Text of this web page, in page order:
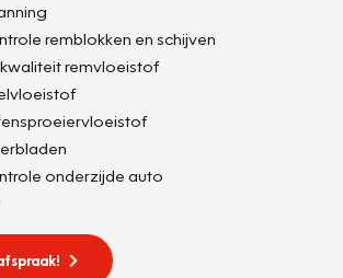
remblokken en schijven
remvloeistof
onderzijde auto